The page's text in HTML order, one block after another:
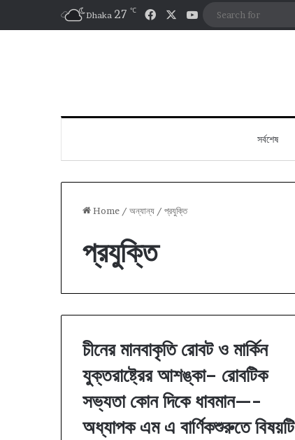
Dhaka 27 ℃ FacebookYouTube
সর্বশেষ
Home / অন্যান্য / প্রযুক্তি
প্রযুক্তি
চীনের মানবাকৃতি রোবট ও মার্কিন
যুক্তরাষ্ট্রের আশঙ্কা– রোবটিক
সভ্যতা কোন দিকে ধাবমান—-
অধ্যাপক এম এ বার্ণিকশুরুতে বিষয়টি